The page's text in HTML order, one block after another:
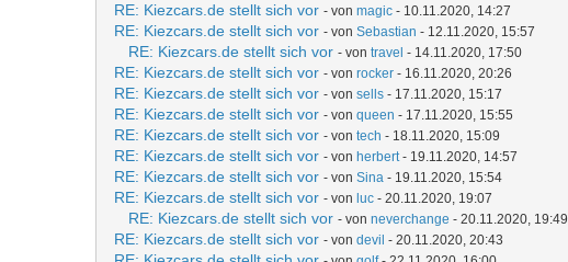
RE: Kiezcars.de stellt sich vor - von magic - 10.11.2020, 14:27
RE: Kiezcars.de stellt sich vor - von Sebastian - 12.11.2020, 15:57
RE: Kiezcars.de stellt sich vor - von travel - 14.11.2020, 17:50
RE: Kiezcars.de stellt sich vor - von rocker - 16.11.2020, 20:26
RE: Kiezcars.de stellt sich vor - von sells - 17.11.2020, 15:17
RE: Kiezcars.de stellt sich vor - von queen - 17.11.2020, 15:55
RE: Kiezcars.de stellt sich vor - von tech - 18.11.2020, 15:09
RE: Kiezcars.de stellt sich vor - von herbert- 19.11.2020, 14:57
RE: Kiezcars.de stellt sich vor - von Sina - 19.11.2020, 15:54
RE: Kiezcars.de stellt sich vor - von luc - 20.11.2020, 19:07
RE: Kiezcars.de stellt sich vor - von neverchange - 20.11.2020, 19:49
RE: Kiezcars.de stellt sich vor - von devil - 20.11.2020, 20:43